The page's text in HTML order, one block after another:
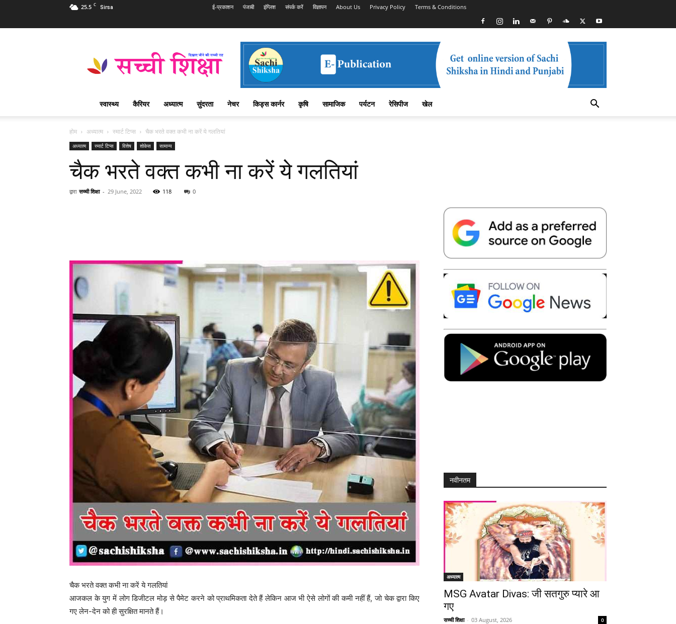
25.5 C Sirsa ई-प्रकाशन पंजाबी इंग्लिश संपर्क करें विज्ञापन About Us Privacy Policy Terms & Conditions
Shiksha
शिक्षा
पत्रिका
स्वास्थ्य कैरियर अध्यात्म सुंदरता नेचर किड्स कार्नर कृषि सामाजिक पर्यटन रेसिपीज खेल
होम अध्यात्म स्मार्ट टिप्स चैक भरते वक्त कभी ना करें ये गलतियां
अध्यात्म स्मार्ट टिप्स विशेष शोकेस सामान्य
चैक भरते वक्त कभी ना करें ये गलतियां
द्वारा सच्ची शिक्षा - 29 June, 2022 118 0
Telegram Copy URL
चैक भरते वक्त कभी ना करें ये गलतियां
आजकल के युग में लोग डिजीटल मोड़ से पैमेट करने को प्राथमिकता देते हैं लेकिन आज भी ऐसे लोगों की कमी नहीं हैं, जो चेक द्वारा किए
गए लेन-देन को ही सुरक्षित मानते हैं।
नवीनतम
अध्यात्म
MSG Avatar Divas: जी सतगुरु प्यारे आ
गए
सच्ची शिक्षा - 03 August, 2026 0